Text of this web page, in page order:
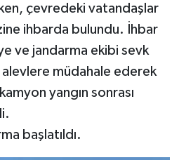
çevredeki vatandaşlar
ihbarda bulundu. İhbar
ve jandarma ekibi sevk
müdahale ederek
yangın sonrası
başlatıldı.